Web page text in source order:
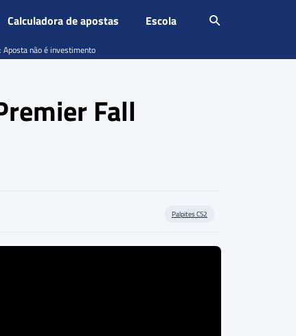
Calculadora de apostas Escola
Fall
Palpites CS2
Aposta não é investimento